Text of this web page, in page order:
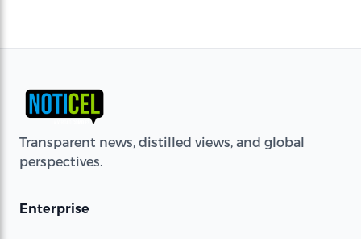
Transparent news, distilled views, and global
perspectives.
Enterprise